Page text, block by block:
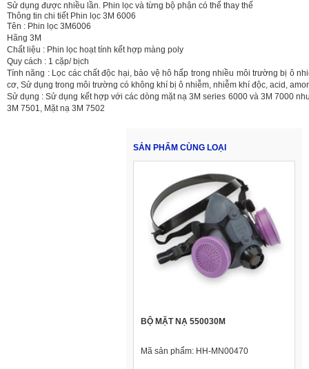
Sử dụng được nhiều lần. Phin lọc và từng bộ phận có thể thay thế
Thông tin chi tiết Phin lọc 3M 6006
Tên : Phin lọc 3M6006
Hãng 3M
Chất liệu : Phin lọc hoạt tính kết hợp màng poly
Quy cách : 1 cặp/ bịch
Tính năng : Lọc các chất độc hại, bảo vệ hô hấp trong nhiều môi trường bị ô
cơ, Sử dụng trong môi trường có không khí bị ô nhiễm, nhiễm khí độc, acid,
Sử dụng : Sử dụng kết hợp với các dòng mặt nạ 3M series 6000 và 3M 7000
3M 7501, Mặt nạ 3M 7502
SẢN PHẨM CÙNG LOẠI
BỘ MẶT NẠ 550030M
Mã sản phẩm: HH-MN00470